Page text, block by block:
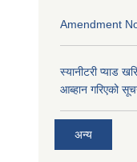
Amendment
स्यानीटरी प्याड
आब्हान गरिएको
अन्य